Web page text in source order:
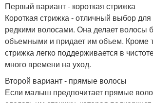
Первый вариант - короткая стрижка
Короткая стрижка - отличный выбор
редкими волосами. Она делает волосы
объемными и придает им объем. Кроме
стрижка легко поддерживается в
много времени на уход.
Второй вариант - прямые волосы
Если малыш предпочитает прямые